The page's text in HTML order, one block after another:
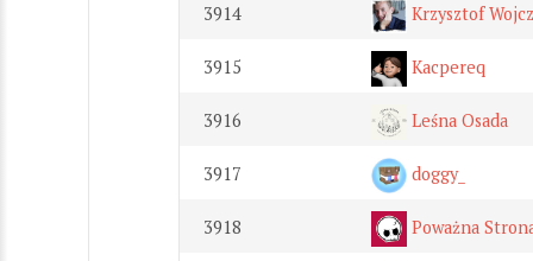
3914 Krzysztof
3915 Kacpereq
3916 Leśna Osada
3917 doggy_
3918 Poważna